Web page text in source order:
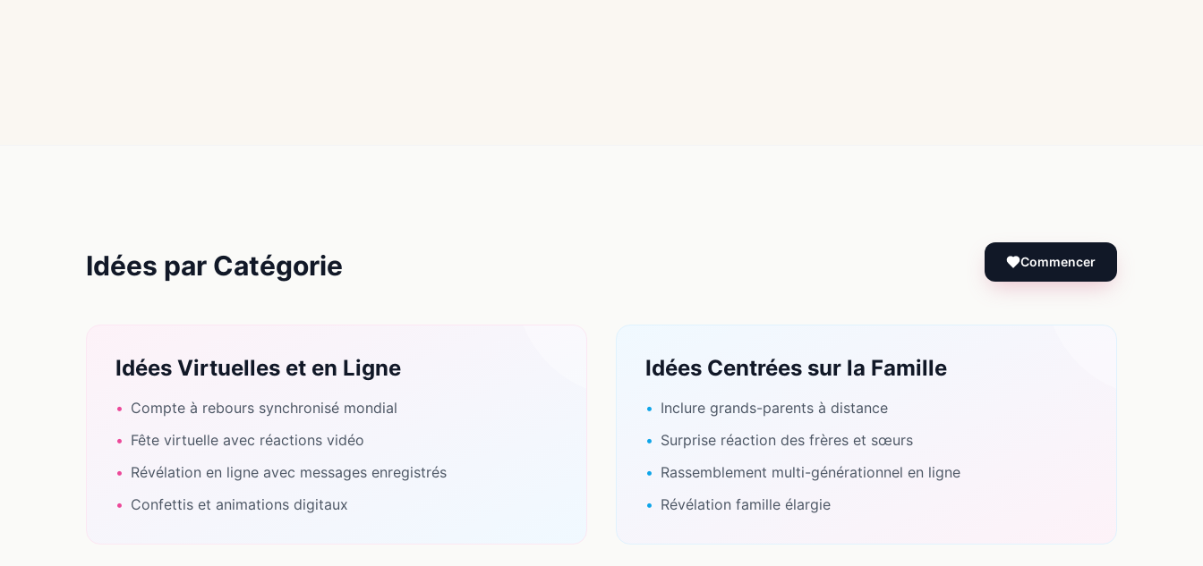
Idées par Catégorie Commencer
Idées Virtuelles et en Ligne
• Compte à rebours synchronisé mondial
• Fête virtuelle avec réactions vidéo
• Révélation en ligne avec messages enregistrés
• Confettis et animations digitaux
Idées Centrées sur la Famille
• Inclure grands-parents à distance
• Surprise réaction des frères et sœurs
• Rassemblement multi-générationnel en ligne
• Révélation famille élargie